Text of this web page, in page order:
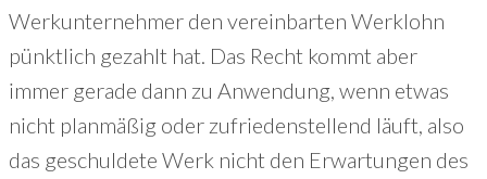
Werkunternehmer den vereinbarten Werklohn
pünktlich gezahlt hat. Das Recht kommt aber
immer gerade dann zu Anwendung, wenn etwas
nicht planmäßig oder zufriedenstellend läuft, also
das geschuldete Werk nicht den Erwartungen des